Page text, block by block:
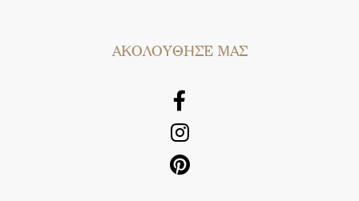
AΚΟΛΟΥΘΗΣΕ ΜΑΣ